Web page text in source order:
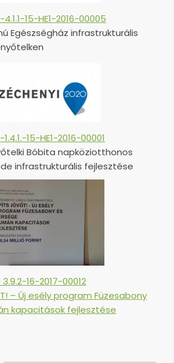
4.1.1-15-HE1-2016-00005
Egészségház infrastrukturális
1.4.1.-15-HE1-2016-00001
Bóbita napköziotthonos
infrastrukturális fejlesztése
3.9.2-16-2017-00012
– Új esély program Füzesabony
kapacitások fejlesztése